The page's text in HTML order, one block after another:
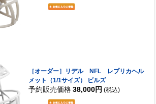
［オーダー］リデル NFL レプリカヘル
メット（1/1サイズ） ビルズ
予約販売価格 38,000円 (税込)